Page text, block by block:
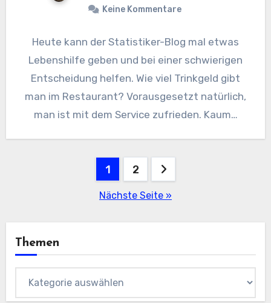
Keine Kommentare
Heute kann der Statistiker-Blog mal etwas
Lebenshilfe geben und bei einer schwierigen
Entscheidung helfen. Wie viel Trinkgeld gibt
man im Restaurant? Vorausgesetzt natürlich,
man ist mit dem Service zufrieden. Kaum…
Seitennummerierung
1 2
Nächste Seite »
Themen